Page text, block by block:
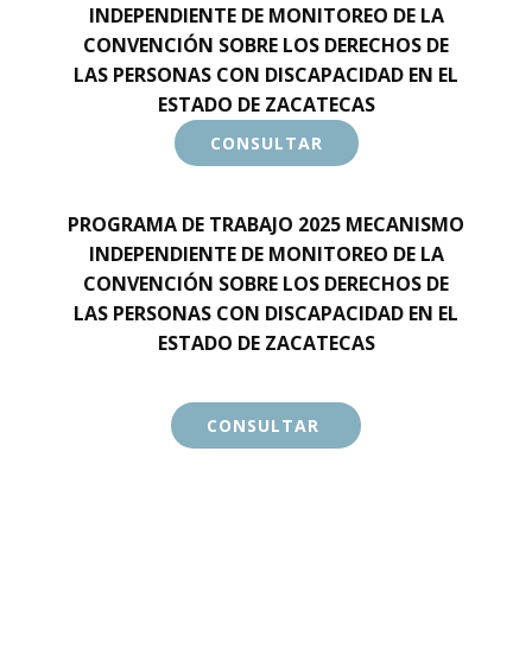
INDEPENDIENTE DE MONITOREO DE LA
CONVENCIÓN SOBRE LOS DERECHOS DE
LAS PERSONAS CON DISCAPACIDAD EN EL
ESTADO DE ZACATECAS
CONSULTAR
PROGRAMA DE TRABAJO 2025 MECANISMO
INDEPENDIENTE DE MONITOREO DE LA
CONVENCIÓN SOBRE LOS DERECHOS DE
LAS PERSONAS CON DISCAPACIDAD EN EL
ESTADO DE ZACATECAS
CONSULTAR